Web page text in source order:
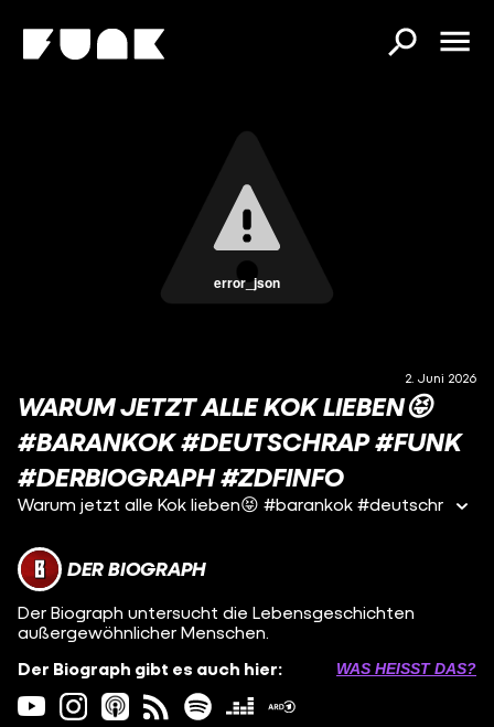
error_json
2. Juni 2026
WARUM JETZT ALLE KOK LIEBEN😝
#BARANKOK #DEUTSCHRAP #FUNK
#DERBIOGRAPH #ZDFINFO
Warum jetzt alle Kok lieben😝 #barankok #deutschr
DER BIOGRAPH
Der Biograph untersucht die Lebensgeschichten
außergewöhnlicher Menschen.
Der Biograph gibt es auch hier:
WAS HEISST DAS?